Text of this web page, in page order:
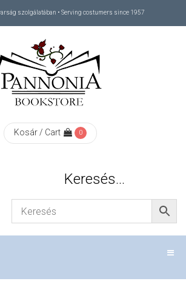
szolgálatában • Serving costumers since 1957
Kosár / Cart 0
Keresés…